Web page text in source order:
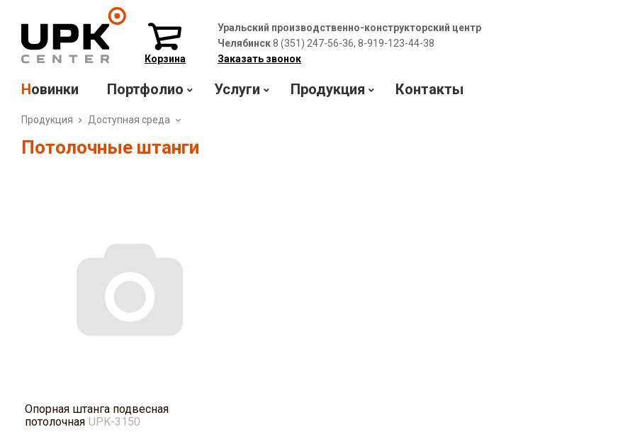
Корзина
Уральский производственно-конструкторский центр
Челябинск8 (351) 247-56-36, 8-919-123-44-38
Заказать звонок
Новинки Портфолио Услуги Продукция Контакты
Продукция Доступная среда
Потолочные штанги
Опорная штанга подвесная
потолочная UPK-3150